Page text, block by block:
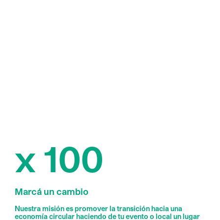
x 100
Marcá un cambio
Nuestra misión es promover la transición hacia una
economía circular haciendo de tu evento o local un lugar